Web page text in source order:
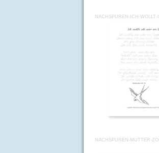
NACHSPUREN-ICH-
NACHSPUREN-MUTTER-